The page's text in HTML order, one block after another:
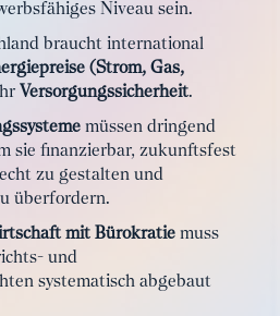
Niveau sein.
braucht international
(Strom, Gas,
Versorgungssicherheit.
müssen dringend
sie finanzierbar, zukunftsfest
zu gestalten und
überfordern.
mit Bürokratie muss
und
systematisch abgebaut